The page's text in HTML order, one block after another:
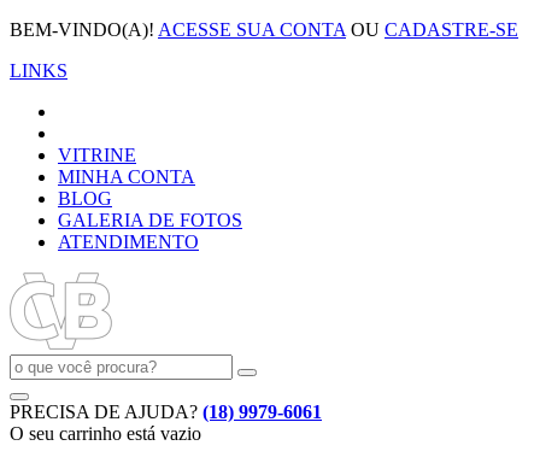
BEM-VINDO(A)! ACESSE SUA CONTA OU CADASTRE-SE
LINKS
VITRINE
MINHA CONTA
BLOG
GALERIA DE FOTOS
ATENDIMENTO
PRECISA DE AJUDA? (18) 9979-6061
O seu carrinho está vazio